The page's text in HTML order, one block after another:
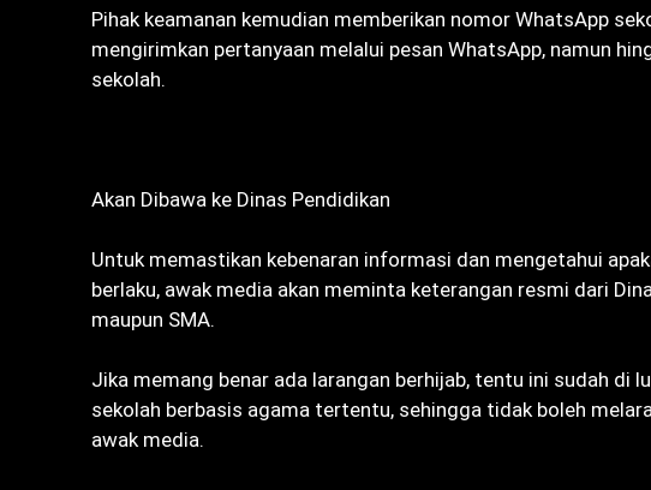
‎Pihak keamanan kemudian memberikan nomor WhatsApp
mengirimkan pertanyaan melalui pesan WhatsApp, namun
sekolah.
‎Akan Dibawa ke Dinas Pendidikan
‎Untuk memastikan kebenaran informasi dan mengetahui
berlaku, awak media akan meminta keterangan resmi dari
maupun SMA.
‎Jika memang benar ada larangan berhijab, tentu ini sudah di
sekolah berbasis agama tertentu, sehingga tidak boleh
awak media.